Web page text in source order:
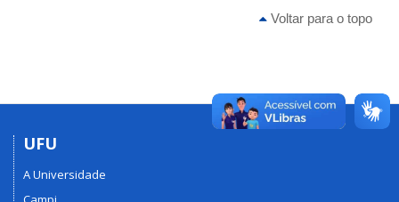
Voltar para o topo
UFU
A Universidade